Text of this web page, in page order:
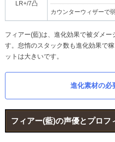
LR+/7凸
カウンターウィザーで
フィアー(藍)は、進化効果で被ダメ
す。怠惰のスタック数も進化効果で
ットは大きいです。
進化素材の必
フィアー(藍)の声優とプロフ